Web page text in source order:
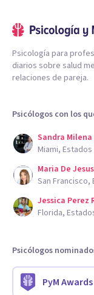
Psicología para
diarios sobre salud
relaciones de pareja.
Psicólogos con los
Sandra
Miami,
Maria De
San Francisco,
Jessica Perez
Florida,
Psicólogos
PyM